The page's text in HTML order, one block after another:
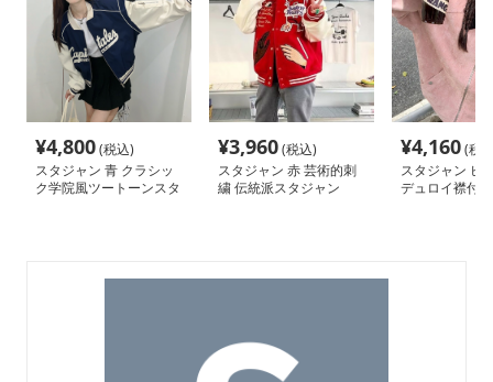
¥4,800(税込)
スタジャン 青 クラシッ
ク学院風ツートーンスタ
¥3,960(税込)
スタジャン 赤 芸術的刺
繍 伝統派スタジャン
¥4,160(税
スタジャン ピ
デュロイ襟付